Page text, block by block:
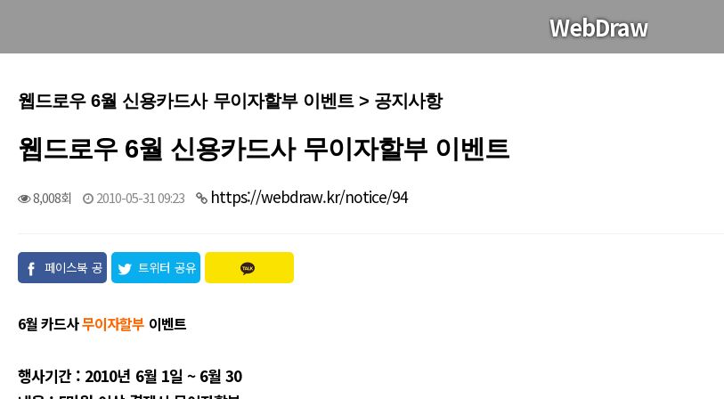
WebDraw
웹드로우 6월 신용카드사 무이자할부 이벤트 > 공지사항
웹드로우 6월 신용카드사 무이자할부 이벤트
8,008회 2010-05-31 09:23 https://webdraw.kr/notice/94
페이스북 공
트위터 공유
6월 카드사무이자할부 이벤트
행사기간 : 2010년 6월 1일 ~ 6월 30